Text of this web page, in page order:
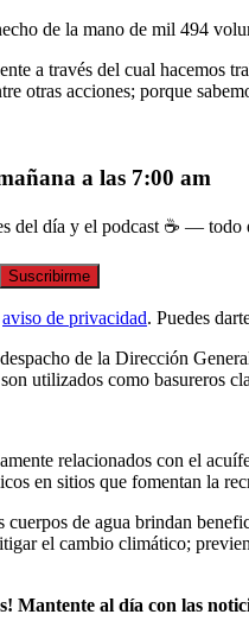
de la mano de mil 494
a través del cual hacemos
otras acciones; porque
a las 7:00 am
del día y el podcast ☕ —
Suscribirme
aviso de privacidad. Puedes
de la Dirección
utilizados como basureros
relacionados con el
en sitios que fomentan la
de agua brindan
el cambio climático;
Mantente al día con las